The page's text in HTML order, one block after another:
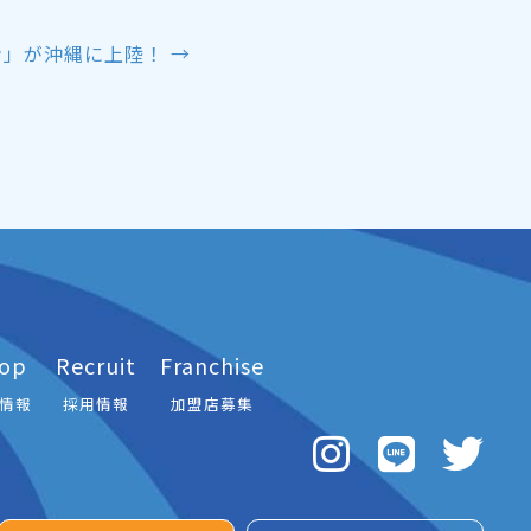
」が沖縄に上陸！ →
報
Recruit
採用情報
Franchise
加盟店募集